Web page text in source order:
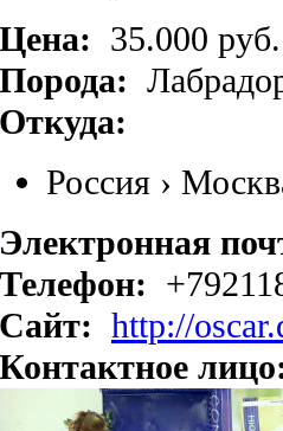
Цена: 35.000 руб.
Порода:
Откуда:
Россия ›
Электронная
Телефон:
Сайт: http://
Контактное